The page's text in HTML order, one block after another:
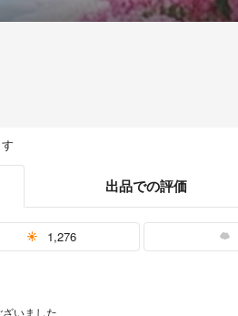
出品での評価
1,276
いました